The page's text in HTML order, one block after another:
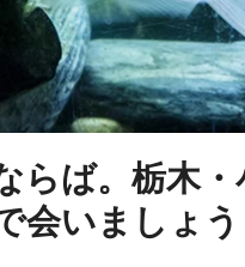
らば。栃木・
会いましょう